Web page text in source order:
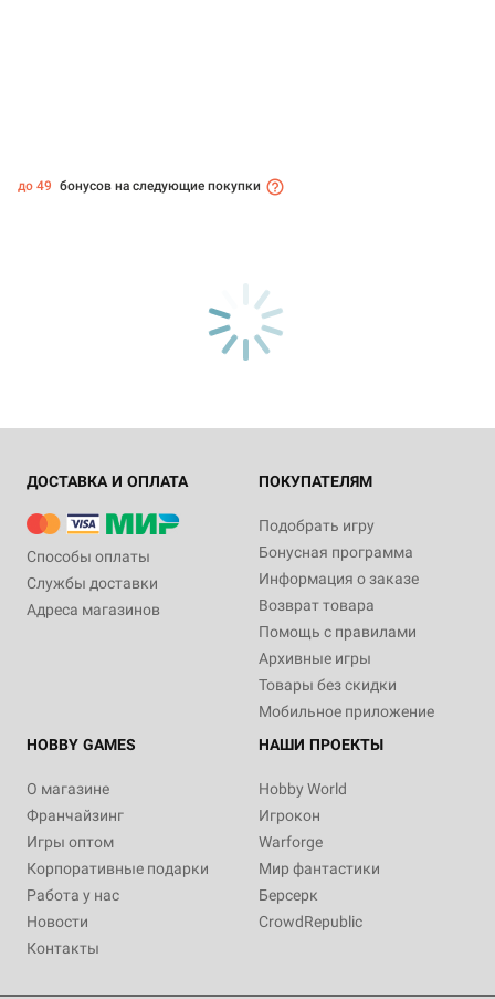
до 49 бонусов на следующие покупки
ДОСТАВКА И ОПЛАТА
Способы оплаты
Службы доставки
Адреса магазинов
ПОКУПАТЕЛЯМ
Подобрать игру
Бонусная программа
Информация о заказе
Возврат товара
Помощь с правилами
Архивные игры
Товары без скидки
Мобильное приложение
HOBBY GAMES
О магазине
Франчайзинг
Игры оптом
Корпоративные подарки
Работа у нас
Новости
Контакты
НАШИ ПРОЕКТЫ
Hobby World
Игрокон
Warforge
Мир фантастики
Берсерк
CrowdRepublic